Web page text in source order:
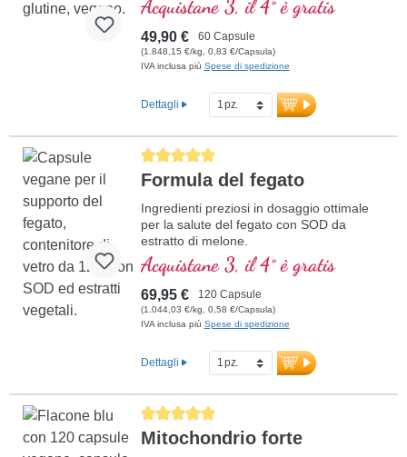
Acquistane 3, il 4° è gratis
49,90 € 60 Capsule
(1.848,15 €/kg, 0,83 €/Capsula)
IVA inclusa più Spese di spedizione
Dettagli
Average rating of 5 out of 5 stars
Formula del fegato
Ingredienti preziosi in dosaggio ottimale
per la salute del fegato con SOD da
estratto di melone.
Acquistane 3, il 4° è gratis
69,95 € 120 Capsule
(1.044,03 €/kg, 0,58 €/Capsula)
IVA inclusa più Spese di spedizione
Dettagli
Average rating of 5 out of 5 stars
Mitochondrio forte